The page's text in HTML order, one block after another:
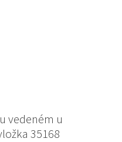
vedeném u
35168